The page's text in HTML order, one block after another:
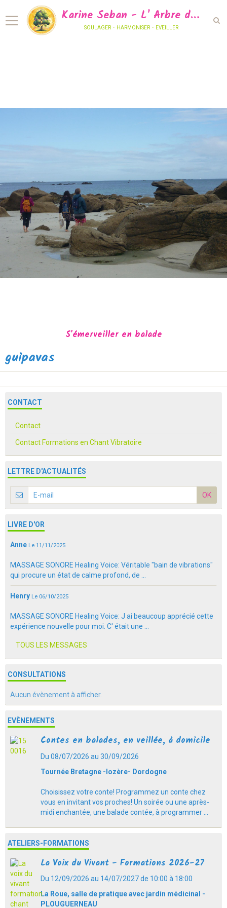
Karine Seban - L' Arbre de Vie Sonore
soulager - harmoniser - eveiller
S'émerveiller en balade
Accueil
Parcours de Vie
Vidéos
Espace Membres
Livre d'or
Blog
guipavas
CONTACT
Contact
Contact Formations en Chant Vibratoire
LETTRE D'ACTUALITÉS
OK
LIVRE D'OR
Anne Le 11/11/2025
MASSAGE SONORE Healing Voice: Véritable "bain de vibrations"
qui procure un état de calme profond, de ...
Henry Le 06/10/2025
MASSAGE SONORE Healing Voice: J ai beaucoup apprécié cette
expérience nouvelle pour moi. C' était une ...
TOUS LES MESSAGES
CONSULTATIONS
Aucun évènement à afficher.
EVÈNEMENTS
Contes en balades, en veillée, à domicile
Du 08/07/2026 au 30/09/2026
Tournée Bretagne -lozère- Dordogne
Choisissez votre conte! Programmez un conte chez
vous en invitant vos proches! Un soirée ou une après-
midi enchantée, une balade contée, à programmer ...
ATELIERS-FORMATIONS
La Voix du Vivant - Formations 2026-27
Du 12/09/2026 au 14/07/2027de 10:00 à 18:00
La Roue, salle de pratique avec jardin médicinal -
PLOUGUERNEAU